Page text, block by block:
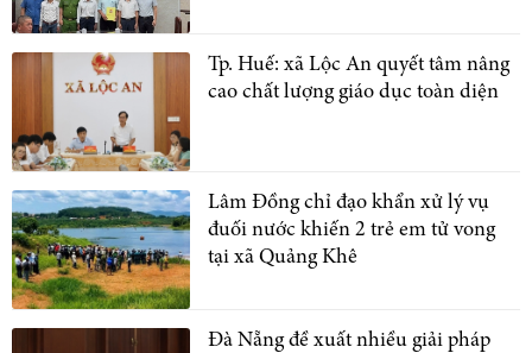
Tp. Huế: xã Lộc An quyết tâm nâng
cao chất lượng giáo dục toàn diện
Lâm Đồng chỉ đạo khẩn xử lý vụ
đuối nước khiến 2 trẻ em tử vong
tại xã Quảng Khê
Đà Nẵng đề xuất nhiều giải pháp